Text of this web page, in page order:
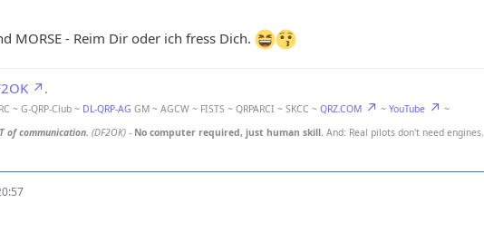
MORSE - Reim Dir oder ich fress Dich.
.
~ G-QRP-Club ~ DL-QRP-AG GM ~ AGCW ~ FISTS ~ QRPARCI ~ SKCC ~QRZ.COM ~YouTube
~
of communication.(DF2OK) - No computer required, just human skill. And: Real pilots don't need engines.